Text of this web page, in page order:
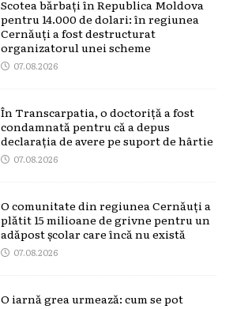
Scotea bărbați în Republica Moldova
pentru 14.000 de dolari: în regiunea
Cernăuți a fost destructurat
organizatorul unei scheme
07.08.2026
În Transcarpatia, o doctoriță a fost
condamnată pentru că a depus
declarația de avere pe suport de hârtie
07.08.2026
O comunitate din regiunea Cernăuți a
plătit 15 milioane de grivne pentru un
adăpost școlar care încă nu există
07.08.2026
O iarnă grea urmează: cum se pot